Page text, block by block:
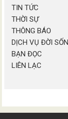
TIN TỨC
THỜI SỰ
THÔNG BÁO
DỊCH VỤ ĐỜI
BẠN ĐỌC
LIÊN LẠC